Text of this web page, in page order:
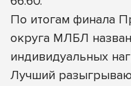
По итогам финала
округа МЛБЛ
индивидуальных
Лучший